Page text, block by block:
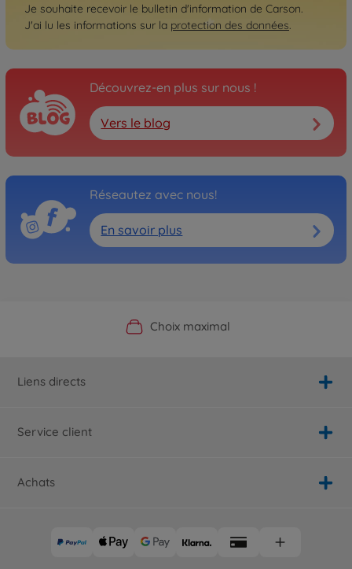
Je souhaite recevoir le bulletin d'information de Carson.
J'ai lu les informations sur la protection des données.
Découvrez-en plus sur nous !
Vers le blog
Réseautez avec nous!
En savoir plus
Boutique officielle du fabricant
Choix maximal
Service personnalisé
Livraison rapide
Liens directs
Service client
Achats